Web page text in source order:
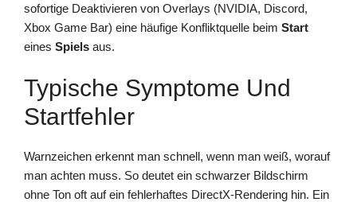
sofortige Deaktivieren von Overlays (NVIDIA, Discord,
Xbox Game Bar) eine häufige Konfliktquelle beim Start
eines Spiels aus.
Typische Symptome Und
Startfehler
Warnzeichen erkennt man schnell, wenn man weiß, worauf
man achten muss. So deutet ein schwarzer Bildschirm
ohne Ton oft auf ein fehlerhaftes DirectX-Rendering hin. Ein